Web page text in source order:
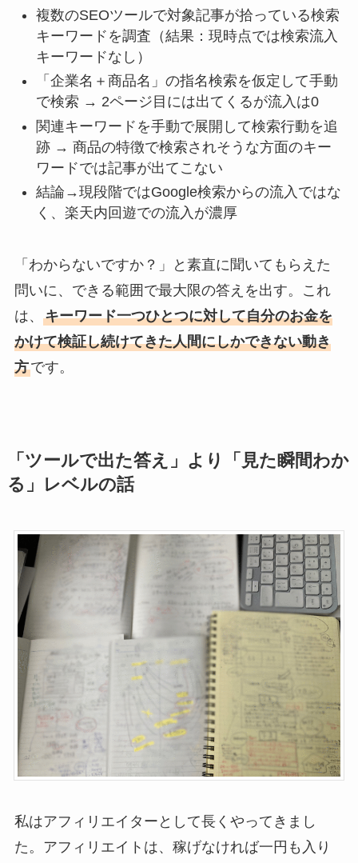
複数のSEOツールで対象記事が拾っている検索
キーワードを調査（結果：現時点では検索流入
キーワードなし）
「企業名＋商品名」の指名検索を仮定して手動
で検索 → 2ページ目には出てくるが流入は0
関連キーワードを手動で展開して検索行動を追
跡 → 商品の特徴で検索されそうな方面のキー
ワードでは記事が出てこない
結論→現段階ではGoogle検索からの流入ではな
く、楽天内回遊での流入が濃厚
「わからないですか？」と素直に聞いてもらえた
問いに、できる範囲で最大限の答えを出す。これ
は、 キーワード一つひとつに対して自分のお金を
かけて検証し続けてきた人間にしかできない動き
方です。
「ツールで出た答え」より「見た瞬間わか
る」レベルの話
私はアフィリエイターとして長くやってきまし
た。アフィリエイトは、稼げなければ一円も入り